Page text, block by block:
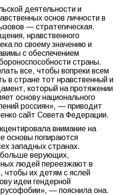
деятельности и
основ личности в
— стратегическая.
нравственного
по своему значению и
с обеспечением
страны.
все, чтобы вопреки всем
в стране тот нравственный и
который на протяжении
основу национального
россиян», — приводит
сайт Совета Федерации.
внимание на
основы попираются
западных странах.
больше верующих,
людей переезжают в
чтобы их детям с яслей
идеи гендерной
— пояснила она.